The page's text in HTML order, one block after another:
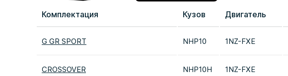
Комплектация Кузов Двигатель
G GR SPORT NHP10 1NZ-FXE
CROSSOVER NHP10H 1NZ-FXE